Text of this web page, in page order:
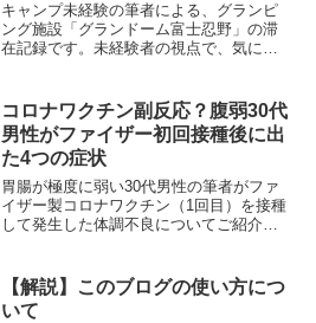
キャンプ未経験の筆者による、グランピ
ング施設「グランドーム富士忍野」の滞
在記録です。未経験者の視点で、気にな
てみたい方、グランドーム富士忍野を訪
問してみたい方はぜひ参考にしてくださ
い。
コロナワクチン副反応？腹弱30代
男性がファイザー初回接種後に出
た4つの症状
胃腸が極度に弱い30代男性の筆者がファ
イザー製コロナワクチン（1回目）を接種
して発生した体調不良についてご紹介し
定を立てやすくなりますので、ぜひ参考
にしてみてください。
【解説】このブログの使い方につ
いて